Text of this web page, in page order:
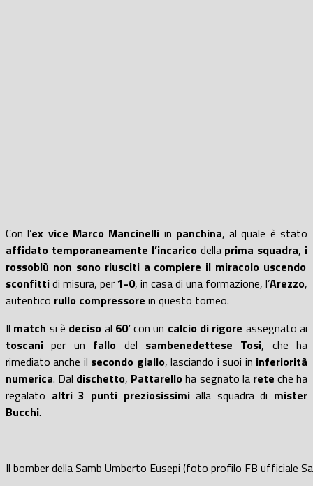
Con l’ex vice Marco Mancinelli in panchina, al quale è stato
affidato temporaneamente l’incarico della prima squadra, i
rossoblù non sonoriuscitia compiere il miracolo uscendo
sconfittidi misura, per1-0, in casa di una formazione, l’Arezzo,
autentico rullo compressore in questo torneo.
Il match si è deciso al 60’con un calcio di rigore assegnato ai
toscani per un fallo del sambenedettese Tosi, che ha
rimediato anche il secondo giallo, lasciando i suoi in inferiorità
numerica. Dal dischetto, Pattarelloha segnato la rete che ha
regalato altri 3 punti preziosissimialla squadra di mister
Bucchi.
Il bomber della Samb Umberto Eusepi (foto profilo FB ufficiale